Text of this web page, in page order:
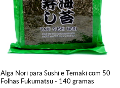
Alga Nori para Sushi e Temaki com 50
Folhas Fukumatsu - 140 gramas